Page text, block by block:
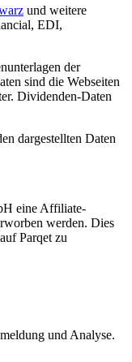
und weitere
EDI,
der
sind die Webseiten
Dividenden-Daten
dargestellten Daten
eine Affiliate-
werden. Dies
Parqet zu
und Analyse.